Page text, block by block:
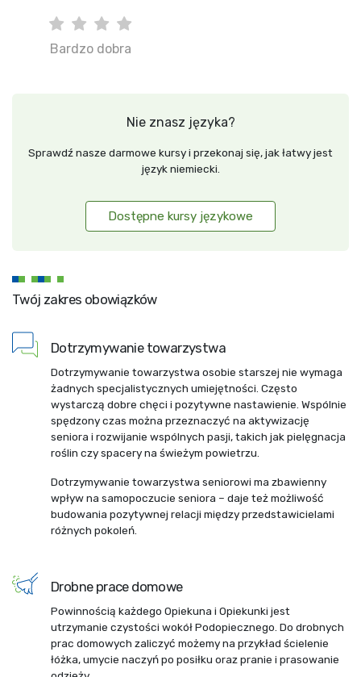
Bardzo dobra
Nie znasz języka?
Sprawdź nasze darmowe kursy i przekonaj się, jak łatwy jest
język niemiecki.
Dostępne kursy językowe
Twój zakres obowiązków
Dotrzymywanie towarzystwa
Dotrzymywanie towarzystwa osobie starszej nie wymaga
żadnych specjalistycznych umiejętności. Często
wystarczą dobre chęci i pozytywne nastawienie. Wspólnie
spędzony czas można przeznaczyć na aktywizację
seniora i rozwijanie wspólnych pasji, takich jak pielęgnacja
roślin czy spacery na świeżym powietrzu.
Dotrzymywanie towarzystwa seniorowi ma zbawienny
wpływ na samopoczucie seniora – daje też możliwość
budowania pozytywnej relacji między przedstawicielami
różnych pokoleń.
Drobne prace domowe
Powinnością każdego Opiekuna i Opiekunki jest
utrzymanie czystości wokół Podopiecznego. Do drobnych
prac domowych zaliczyć możemy na przykład ścielenie
łóżka, umycie naczyń po posiłku oraz pranie i prasowanie